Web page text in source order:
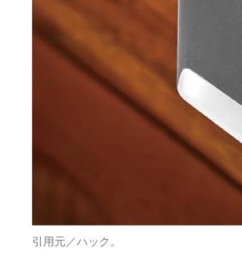
引用元／ハック。